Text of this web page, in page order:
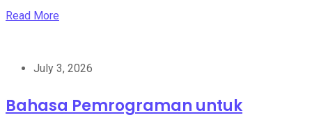
Read More
July 3, 2026
Bahasa Pemrograman untuk